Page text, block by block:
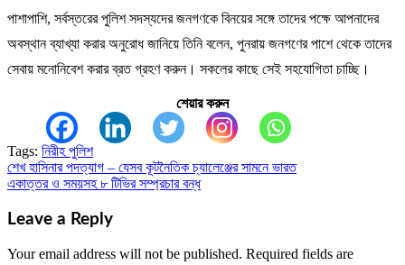
পাশাপাশি, সর্বস্তরের পুলিশ সদস্যদের জনগণকে বিনয়ের সঙ্গে তাদের পক্ষে আপনাদের
অবস্থান ব্যাখ্যা করার অনুরোধ জানিয়ে তিনি বলেন, পুনরায় জনগণের পাশে থেকে তাদের
সেবায় মনোনিবেশ করার ব্রত গ্রহণ করুন। সকলের কাছে সেই সহযোগিতা চাচ্ছি।
শেয়ার করুন
Tags: নিরীহ পুলিশ
Post
navigation
শেখ হাসিনার পদত্যাগ – যেসব কূটনৈতিক চ্যালেঞ্জের সামনে ভারত
একাত্তর ও সময়সহ ৮ টিভির সম্প্রচার বন্ধ
Leave a Reply
Your email address will not be published. Required fields are